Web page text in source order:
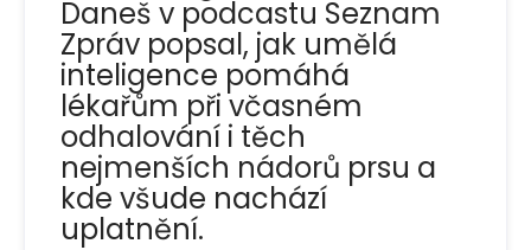
Daneš v podcastu Seznam
Zpráv popsal, jak umělá
inteligence pomáhá
lékařům při včasném
odhalování i těch
nejmenších nádorů prsu a
kde všude nachází
uplatnění.